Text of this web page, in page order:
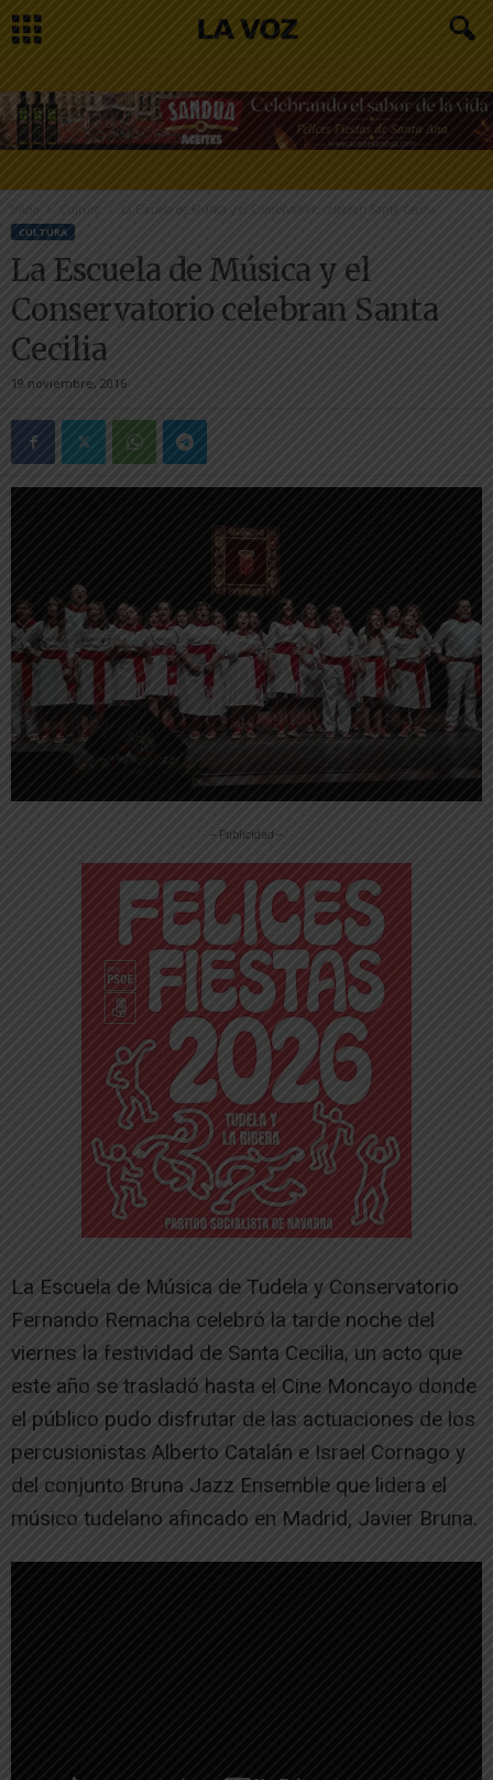
Inicio Cultura La Escuela de Música y el Conservatorio celebran Santa Cecilia
CULTURA
La Escuela de Música y el
Conservatorio celebran Santa
Cecilia
19 noviembre, 2016
-- Publicidad --
La Escuela de Música de Tudela y Conservatorio
Fernando Remacha celebró la tarde noche del
viernes la festividad de Santa Cecilia, un acto que
este año se trasladó hasta el Cine Moncayo donde
el público pudo disfrutar de las actuaciones de los
percusionistas Alberto Catalán e Israel Cornago y
del conjunto Bruna Jazz Ensemble que lidera el
músico tudelano afincado en Madrid, Javier Bruna.